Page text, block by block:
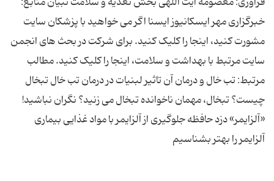
خبرگزاری مهر ایسکانیوز ایسنا اگر می خواهید با پزشکان سایت
مشورت کنید، اینجا را کلیک کنید. برای شرکت در بحث های انجمن
سایت مرتبط با بهداشت و سلامت، اینجا را کلیک کنید. مطالب
مرتبط: تب خال و درمان آن تاثیر لبنیات در درمان تب خال تبخال
چیست؟ تبخال، مهمان ناخوانده تبخال می‌ زنید؟ نگران نباشید!
«آلزایمر» دزد حافظه جلوگیری از آلزایمر با مواد غذایی بیماری
آلزایمر را بهتر بشناسیم